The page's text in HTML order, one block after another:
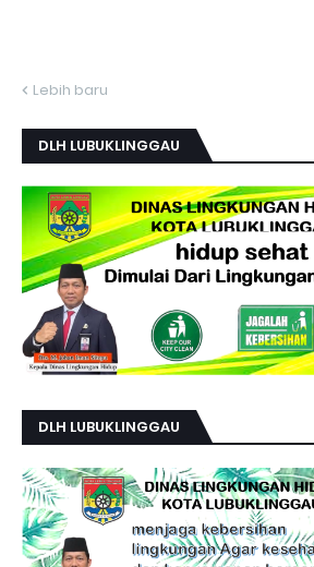
Lebih baru
DLH LUBUKLINGGAU
DLH LUBUKLINGGAU